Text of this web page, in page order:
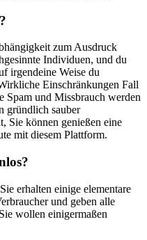
zum Ausdruck
Individuen, und du
irgendeine Weise du
Einschränkungen Fall
Spam und Missbrauch werden
gründlich sauber
Sie können genießen eine
mit diesem Plattform.
erhalten einige elementare
und geben alle
wollen einigermaßen